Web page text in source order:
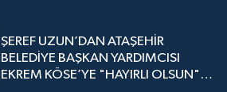
ŞEREF UZUN’DAN ATAŞEHİR
BELEDİYE BAŞKAN YARDIMCISI
EKREM KÖSE’YE "HAYIRLI OLSUN"